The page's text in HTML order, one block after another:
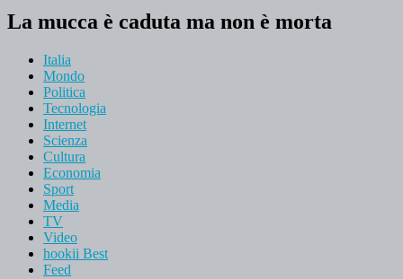
La mucca è caduta ma non è morta
Italia
Mondo
Politica
Tecnologia
Internet
Scienza
Cultura
Economia
Sport
Media
TV
Video
hookii Best
Feed